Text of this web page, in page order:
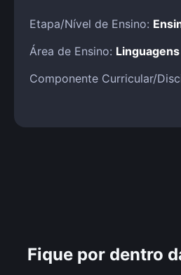
Etapa/Nível de Ensino:
Área de Ensino: Linguagens
Componente Curricular/
Fique por dentro